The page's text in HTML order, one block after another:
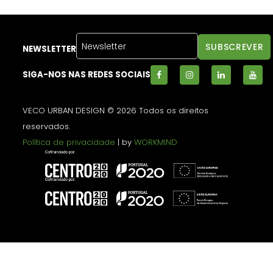
NEWSLETTER
SIGA-NOS NAS REDES SOCIAIS
VECO URBAN DESIGN © 2026 Todos os direitos
reservados.
Política de privacidade | byWORKMIND